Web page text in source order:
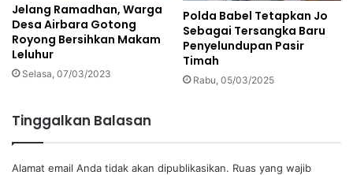
Jelang Ramadhan, Warga
Desa Airbara Gotong
Royong Bersihkan Makam
Leluhur
Selasa, 07/03/2023
Polda Babel Tetapkan Jo
Sebagai Tersangka Baru
Penyelundupan Pasir
Timah
Rabu, 05/03/2025
Tinggalkan Balasan
Alamat email Anda tidak akan dipublikasikan. Ruas yang wajib